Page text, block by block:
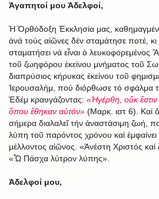
Ἀγαπητοί μου Ἀδελφοί,
Ἡ Ὀρθόδοξη Ἐκκλησία μας,
ἀνά τούς αἰῶνες δέν σταμάτησε ποτέ,
σταματήσει νά εἶναι ὁ λευκοφορεμένος
τοῦ ζωηφόρου ἐκείνου μνήματος τοῦ
διαπρύσιος κήρυκας ἐκείνου τοῦ
Ἰερουσαλήμ, πού διόρθωσε τό σφάλμα
Ἐδέμ κραυγάζοντας: «Ἠγέρθη, οὔκ
ὅπου ἔθηκαν αὐτόν» (Μαρκ. ιστ 6). Καί
σήμερα διαλαλεῖ τήν ἀναστάσιμη ζωή,
λύπη τοῦ παρόντος χρόνου καί
μέλλοντος αἰῶνος. «Ἀνέστη Χριστός καί
«Ὦ Πάσχα λύτρον λύπης».
Ἀδελφοί μου,